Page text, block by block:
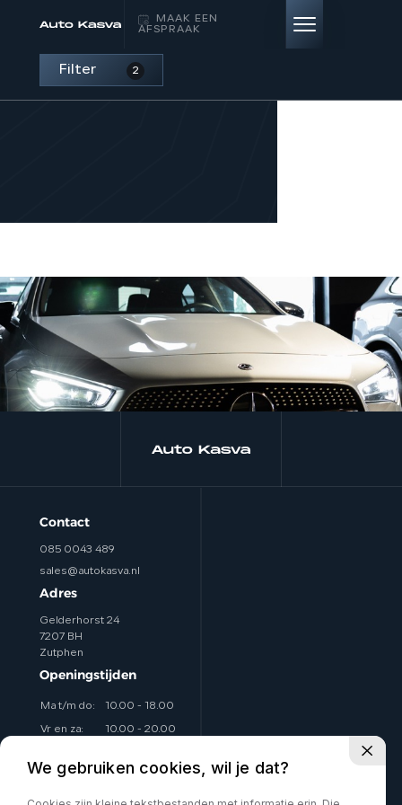
MAAK EEN
AFSPRAAK
HOME
OVER ONS
CONTACT
Filter 2
Contact
085 0043 489
sales@autokasva.nl
Adres
Gelderhorst 24
7207 BH
Zutphen
Openingstijden
Ma t/m do: 10.00 - 18.00
Vr en za: 10.00 - 20.00
We gebruiken cookies, wil je dat?